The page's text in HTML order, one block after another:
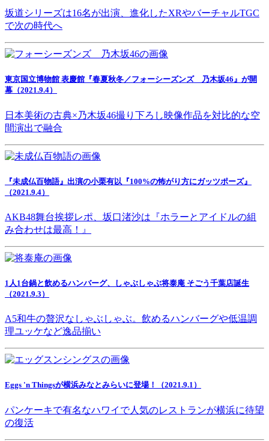
坂道シリーズは16名が出演、進化したXRやバーチャルTGC
で次の時代へ
東京国立博物館 表慶館『春夏秋冬／フォーシーズンズ 乃木坂46』が開
幕（2021.9.4）
日本美術の古典×乃木坂46撮り下ろし映像作品を対比的な空
間演出で融合
『未成仏百物語』出演の小栗有以『100%の怖がり方にガッツポーズ』
（2021.9.4）
AKB48舞台挨拶レポ、坂口渚沙は『ホラーとアイドルの組
み合わせは最高！』
1人1台鍋と飲めるハンバーグ、しゃぶしゃぶ将泰庵 そごう千葉店誕生
（2021.9.3）
A5和牛の贅沢なしゃぶしゃぶ。飲めるハンバーグや低温調
理ユッケなど逸品揃い
Eggs 'n Thingsが横浜みなとみらいに登場！（2021.9.1）
パンケーキで有名なハワイで人気のレストランが横浜に待望
の復活